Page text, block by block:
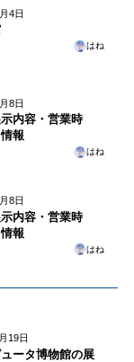
4日
はね
8日
内容・営業時
報
はね
8日
内容・営業時
報
はね
19日
ータ博物館の展